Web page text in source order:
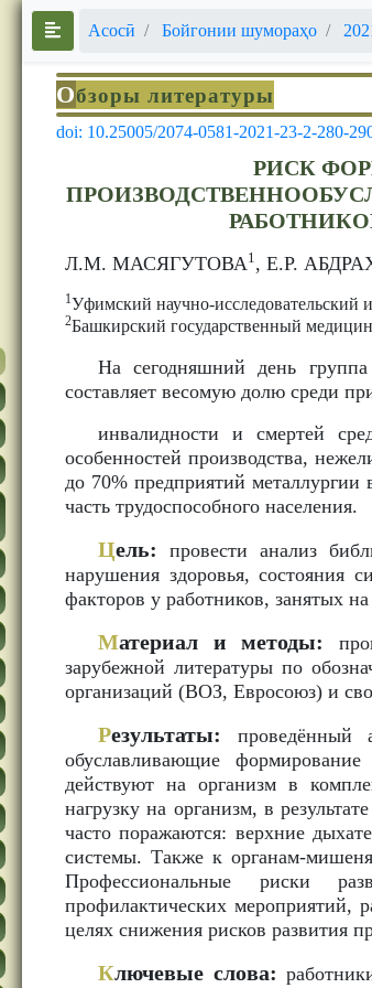
Асосӣ Бойгонии шумораҳо
Обзоры литературы
doi: 10.25005/2074-0581-2021-23-2-280-
РИСК
Л.М. МАСЯГУТОВА 1, Е.Р.
1Уфимский научно-исследовательский
2Башкирский государственный
На сегодняшний день группа
составляет весомую долю среди
инвалидности и смертей
особенностей производства,
до 70% предприятий
часть трудоспособного населения.
Цель: провести анализ
нарушения здоровья, состояния
факторов у работников, занятых
Материал и методы:
зарубежной литературы по
организаций (ВОЗ, Евросоюз) и
Результаты: проведённый
обуславливающие формирование
действуют на организм в
нагрузку на организм, в
часто поражаются: верхние
системы. Также к органам-
Профессиональные риски
профилактических мероприятий,
целях снижения рисков развития
Ключевые слова: